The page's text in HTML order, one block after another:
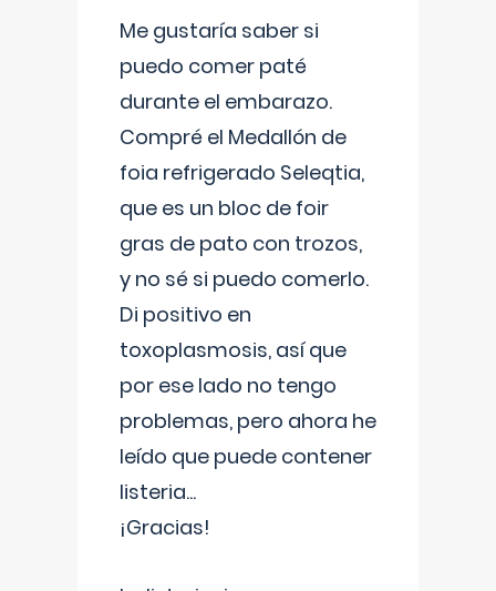
Me gustaría saber si
puedo comer paté
durante el embarazo.
Compré el Medallón de
foia refrigerado Seleqtia,
que es un bloc de foir
gras de pato con trozos,
y no sé si puedo comerlo.
Di positivo en
toxoplasmosis, así que
por ese lado no tengo
problemas, pero ahora he
leído que puede contener
listeria...
¡Gracias!